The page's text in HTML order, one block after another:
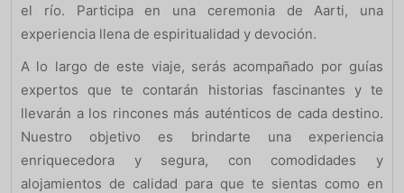
el río. Participa en una ceremonia de Aarti, una
experiencia llena de espiritualidad y devoción.
A lo largo de este viaje, serás acompañado por guías
expertos que te contarán historias fascinantes y te
llevarán a los rincones más auténticos de cada destino.
Nuestro objetivo es brindarte una experiencia
enriquecedora y segura, con comodidades y
alojamientos de calidad para que te sientas como en